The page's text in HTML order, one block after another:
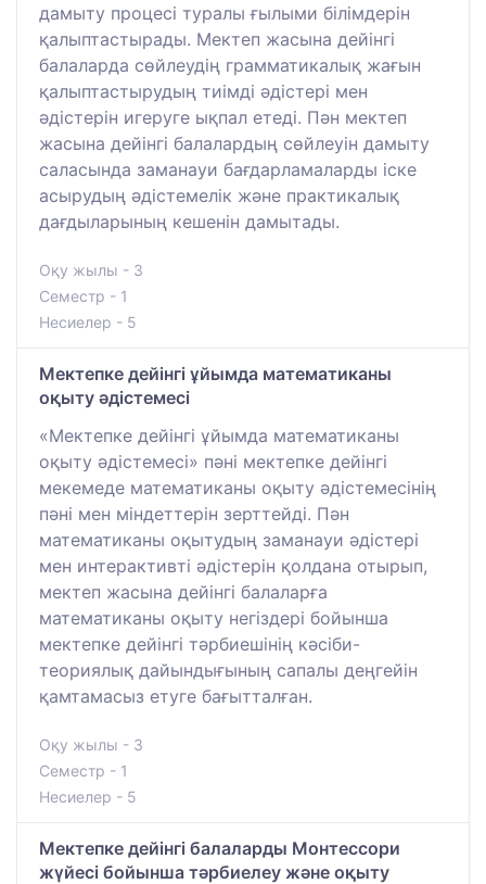
дамыту процесі туралы ғылыми білімдерін
қалыптастырады. Мектеп жасына дейінгі
балаларда сөйлеудің грамматикалық жағын
қалыптастырудың тиімді әдістері мен
әдістерін игеруге ықпал етеді. Пән мектеп
жасына дейінгі балалардың сөйлеуін дамыту
саласында заманауи бағдарламаларды іске
асырудың әдістемелік және практикалық
дағдыларының кешенін дамытады.
Оқу жылы - 3
Семестр - 1
Несиелер - 5
Мектепке дейінгі ұйымда математиканы
оқыту әдістемесі
«Мектепке дейінгі ұйымда математиканы
оқыту әдістемесі» пәні мектепке дейінгі
мекемеде математиканы оқыту әдістемесінің
пәні мен міндеттерін зерттейді. Пән
математиканы оқытудың заманауи әдістері
мен интерактивті әдістерін қолдана отырып,
мектеп жасына дейінгі балаларға
математиканы оқыту негіздері бойынша
мектепке дейінгі тәрбиешінің кәсіби-
теориялық дайындығының сапалы деңгейін
қамтамасыз етуге бағытталған.
Оқу жылы - 3
Семестр - 1
Несиелер - 5
Мектепке дейінгі балаларды Монтессори
жүйесі бойынша тәрбиелеу және оқыту